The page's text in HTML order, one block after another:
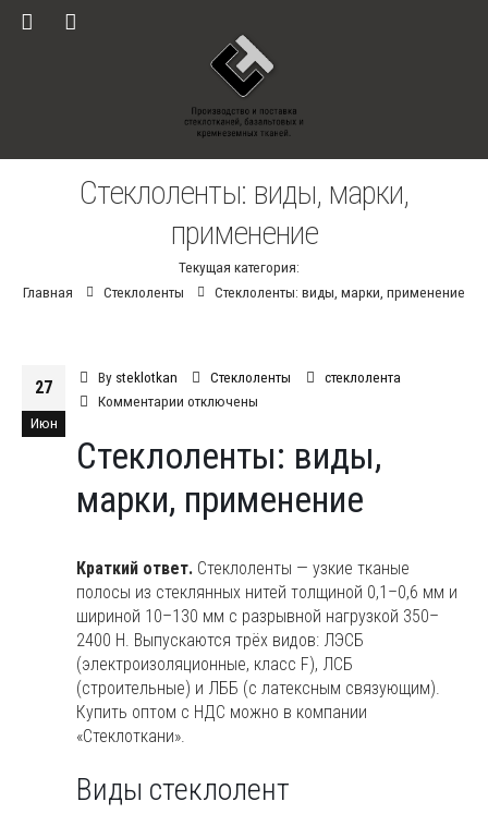
Стеклоленты: виды, марки,
применение
Текущая категория:
Главная
Стеклоленты Стеклоленты: виды, марки, применение
27
Июн
By steklotkan Стеклоленты
стеклолента
Комментариик
Стеклоленты:
виды,
марки,
применение
отключены
Стеклоленты: виды,
марки, применение
Краткий ответ. Стеклоленты — узкие тканые
полосы из стеклянных нитей толщиной 0,1–0,6 мм и
шириной 10–130 мм с разрывной нагрузкой 350–
2400 Н. Выпускаются трёх видов: ЛЭСБ
(электроизоляционные, класс F), ЛСБ
(строительные) и ЛББ (с латексным связующим).
Купить оптом с НДС можно в компании
«Стеклоткани».
Виды стеклолент